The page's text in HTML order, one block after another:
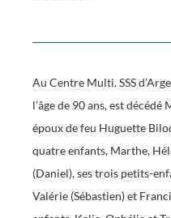
Au Centre Multi. SSS
l’âge de 90 ans, est
époux de feu Huguette
quatre enfants, Marthe,
(Daniel), ses trois petits-
Valérie (Sébastien) et